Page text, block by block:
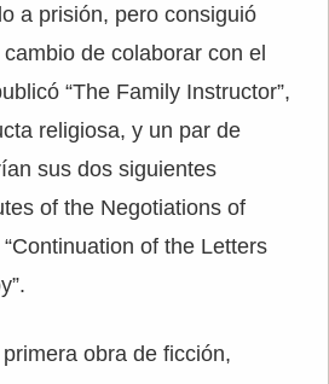
a prisión, pero consiguió
de colaborar con el
“The Family Instructor”,
religiosa, y un par de
sus dos siguientes
of the Negotiations of
of the Letters
obra de ficción,